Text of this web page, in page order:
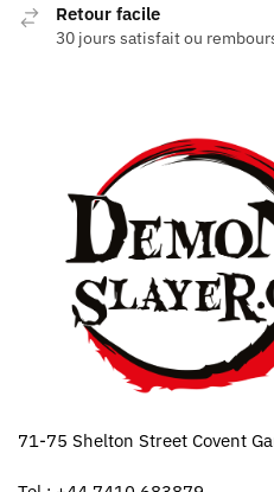
Retour facile
30 jours satisfait ou
71-75 Shelton Street Covent